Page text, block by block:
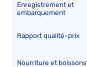
Enregistrement et
embarquement
Rapport qualité-prix
Nourriture et boissons